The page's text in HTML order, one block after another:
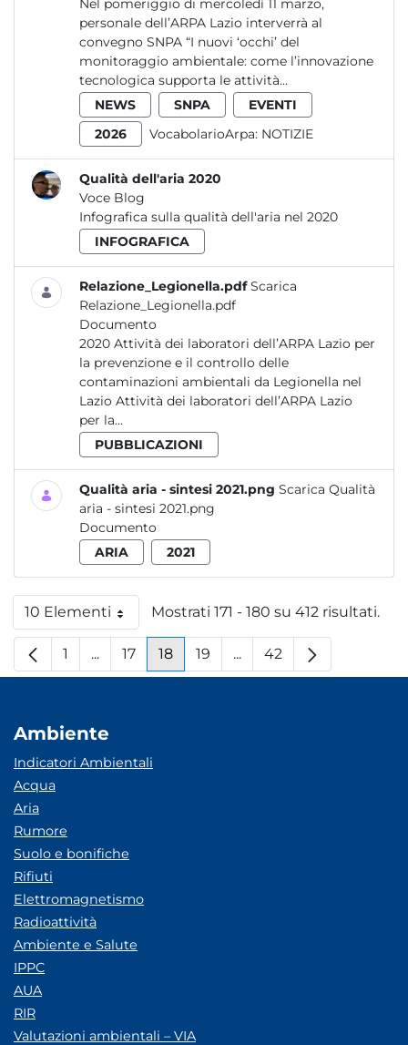
Nel pomeriggio di mercoledì 11 marzo,
personale dell’ARPA Lazio interverrà al
convegno SNPA “I nuovi ‘occhi’ del
monitoraggio ambientale: come l’innovazione
tecnologica supporta le attività...
NEWS
SNPA
EVENTI
2026
VocabolarioArpa: NOTIZIE
Qualità dell'aria 2020
Voce Blog
Infografica sulla qualità dell'aria nel 2020
INFOGRAFICA
Relazione_Legionella.pdf Scarica
Relazione_Legionella.pdf
Documento
2020 Attività dei laboratori dell’ARPA Lazio per
la prevenzione e il controllo delle
contaminazioni ambientali da Legionella nel
Lazio Attività dei laboratori dell’ARPA Lazio
per la...
PUBBLICAZIONI
Qualità aria - sintesi 2021.png Scarica Qualità
aria - sintesi 2021.png
Documento
ARIA
2021
10 ElementiPer paginaMostrati 171 - 180 su 412 risultati.
Pagina
1 ...Pagine intermedie
Pagina
17 Pagina
18 Pagina
19 ...Pagine intermedie
Pagina
42
Ambiente
Indicatori Ambientali
Acqua
Aria
Rumore
Suolo e bonifiche
Rifiuti
Elettromagnetismo
Radioattività
Ambiente e Salute
IPPC
AUA
RIR
Valutazioni ambientali – VIA